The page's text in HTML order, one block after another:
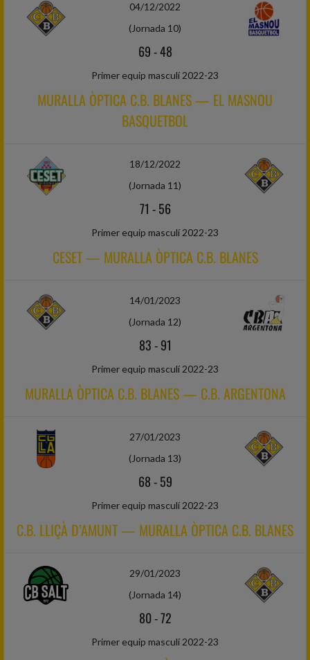
04/12/2022
(Jornada 10)
69-48
Primer equip masculí 2022-23
MURALLA ÒPTICA C.B. BLANES — EL MASNOU
BASQUETBOL
18/12/2022
(Jornada 11)
71 -56
Primer equip masculí 2022-23
CESET — MURALLA ÒPTICA C.B. BLANES
14/01/2023
(Jornada 12)
83-91
Primer equip masculí 2022-23
MURALLA ÒPTICA C.B. BLANES — C.B. ARGENTONA
27/01/2023
(Jornada 13)
68-59
Primer equip masculí 2022-23
C.B. LLIÇÀ D’AMUNT — MURALLA ÒPTICA C.B. BLANES
29/01/2023
(Jornada 14)
80-72
Primer equip masculí 2022-23